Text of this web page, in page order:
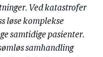
Ved katastrofer
løse komplekse
samtidige pasienter.
samhandling